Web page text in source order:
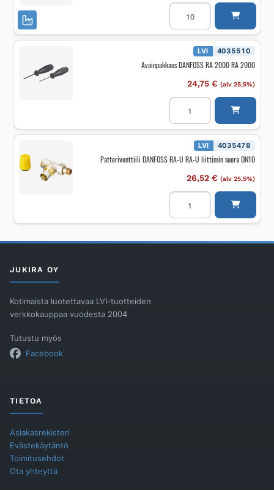
Patteriventtiilin
sisäosa
DANFOSS
RA
2000
määrä
LVI 4035510
Avainpakkaus DANFOSS RA 2000 RA 2000
24,75 € (alv 25,5%)
Avainpakkaus
DANFOSS
2000
RA
LVI 4035478
Patteriventtiili DANFOSS RA-U RA-U liittimin suora DN10
26,52 € (alv 25,5%)
Patteriventtiili
DANFOSS
U
liittimin
JUKIRA OY
Kotimaista luotettavaa LVI-tuotteiden
verkkokauppaa vuodesta 2004
Tutustu myös
Facebook
TIETOA
Asiakasrekisteri
Evästekäytäntö
Toimitusehdot
Ota yhteyttä